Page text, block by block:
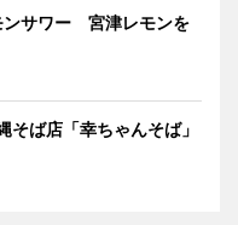
ンサワー 宮津レモンを
そば店「幸ちゃんそば」